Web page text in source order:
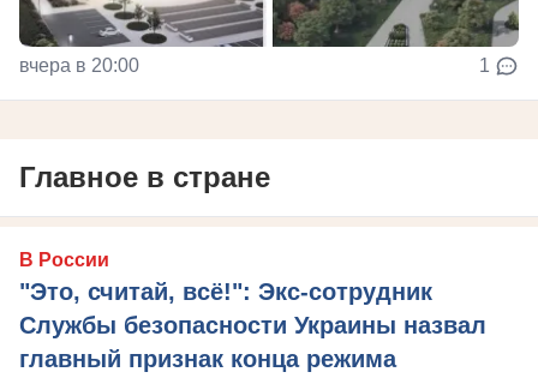
вчера в 20:00 1
Главное в стране
В России
"Это, считай, всё!": Экс-сотрудник
Службы безопасности Украины назвал
главный признак конца режима